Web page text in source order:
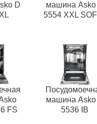
D
машина Asko
5554 XXL SOF
FS
машина Asko
5536 IB